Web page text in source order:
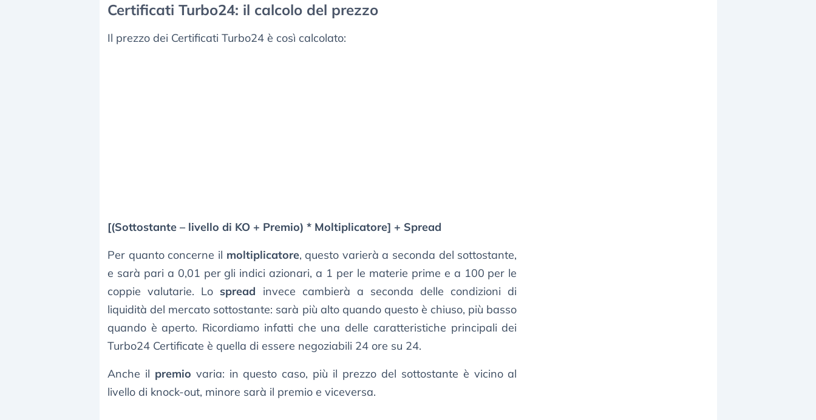
Certificati Turbo24: il calcolo del prezzo
Il prezzo dei Certificati Turbo24 è così calcolato:
[(Sottostante – livello di KO + Premio) * Moltiplicatore] + Spread
Per quanto concerne il moltiplicatore, questo varierà a seconda del sottostante,
e sarà pari a 0,01 per gli indici azionari, a 1 per le materie prime e a 100 per le
coppie valutarie. Lo spread invece cambierà a seconda delle condizioni di
liquidità del mercato sottostante: sarà più alto quando questo è chiuso, più basso
quando è aperto. Ricordiamo infatti che una delle caratteristiche principali dei
Turbo24 Certificate è quella di essere negoziabili 24 ore su 24.
Anche il premio varia: in questo caso, più il prezzo del sottostante è vicino al
livello di knock-out, minore sarà il premio e viceversa.